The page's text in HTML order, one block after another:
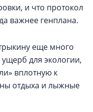
и что протокол
важнее генплана.
еще много
для экологии,
вплотную к
отдыха и лыжные